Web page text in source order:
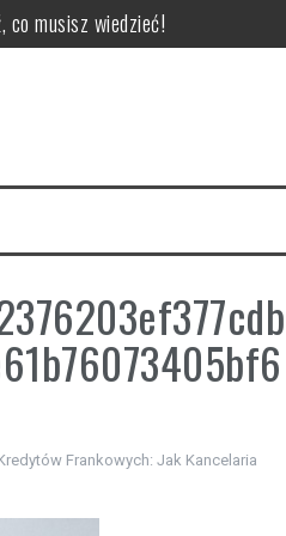
co musisz wiedzieć!
ochronę lakieru?
ekspertów
Frankowych: Jak Kancelaria